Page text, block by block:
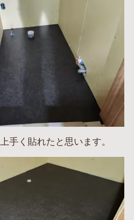
手く貼れたと思います。